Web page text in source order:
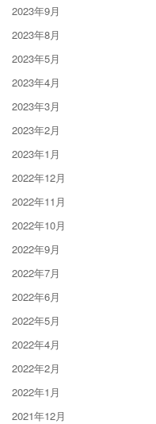
2023年9月
2023年8月
2023年5月
2023年4月
2023年3月
2023年2月
2023年1月
2022年12月
2022年11月
2022年10月
2022年9月
2022年7月
2022年6月
2022年5月
2022年4月
2022年2月
2022年1月
2021年12月